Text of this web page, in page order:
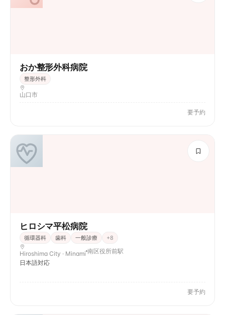
おか整形外科病院
整形外科
山口市
要予約
ヒロシマ平松病院
循環器科 歯科 一般診療 +8
Hiroshima City · Minami 南区役所前駅
日本語対応
要予約